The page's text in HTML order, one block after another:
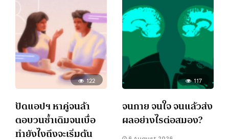
122
ปัดแอปฯ หาคู่จนล้า
ตอบวนซ้ำเดิมจนเบื่อ
ทำยังไงถึงจะเริ่มต้น
117
จนกาย จนใจ จนแล้วส่ง
ผลอย่างไรต่อสมอง?